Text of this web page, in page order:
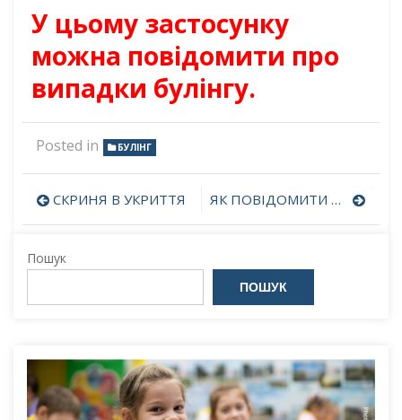
У цьому застосунку
можна повідомити про
випадки булінгу.
Posted in БУЛІНГ
Навігація
записів
СКРИНЯ В УКРИТТЯ ЯК ПОВІДОМИТИ ПРО БУЛІНГ?
Пошук
ПОШУК